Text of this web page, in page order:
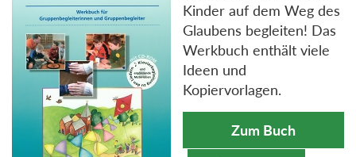
Kinder auf dem Weg des
Glaubens begleiten! Das
Werkbuch enthält viele
Ideen und
Kopiervorlagen.
Zum Buch